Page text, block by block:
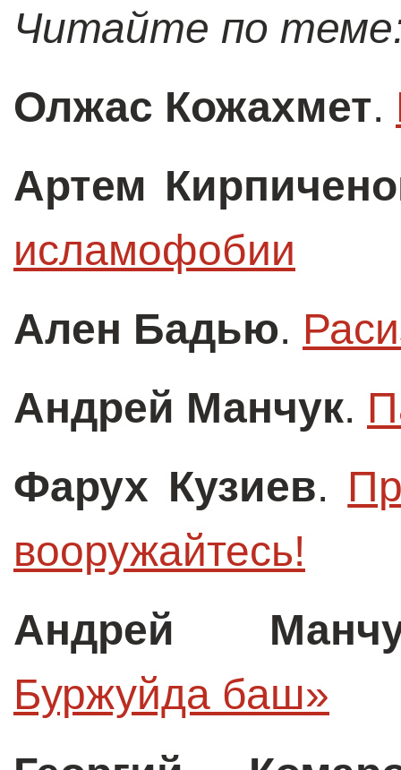
Читайте по
Олжас Кожахмет.
Артем
исламофобии
Ален Бадью.
Андрей Манчук.
Фарух Кузиев.
вооружайтесь!
Андрей
Буржуйда баш»